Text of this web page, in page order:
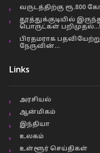
வருடத்திற்கு ரூ.800
தூத்துக்குடியில்
பொருட்கள் பறிமுதல்…!
பிரதமராக
நேருவின்…
Links
அரசியல்
ஆன்மிகம்
இந்தியா
உலகம்
உள்ளூர் செய்திகள்